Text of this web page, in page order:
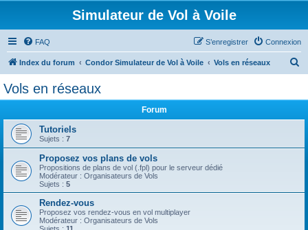
Simulateur de Vol à Voile
FAQ Connexion
S’enregistrer
Index du forum Condor Simulateur de Vol à Voile Vols en réseaux
e
Vols en réseaux
Forum
Tutoriels
Sujets : 7
Proposez vos plans de vols
Propositions de plans de vol (.fpl) pour le serveur dédié
Modérateur : Organisateurs de Vols
Sujets : 5
Rendez-vous
Proposez vos rendez-vous en vol multiplayer
Modérateur : Organisateurs de Vols